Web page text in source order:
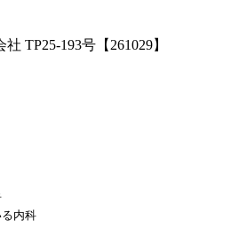
TP25-193号【261029】
内科